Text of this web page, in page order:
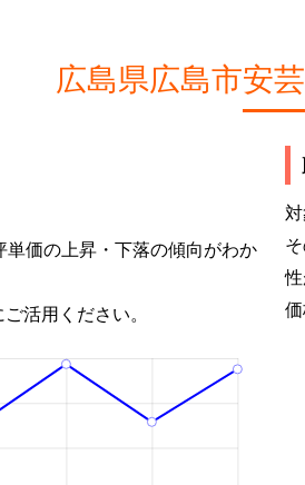
広島県広島市安
価の上昇・下落の傾向がわか
活用ください。